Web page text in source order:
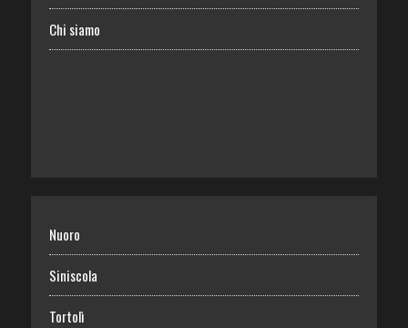
Chi siamo
Nuoro
Siniscola
Tortolì